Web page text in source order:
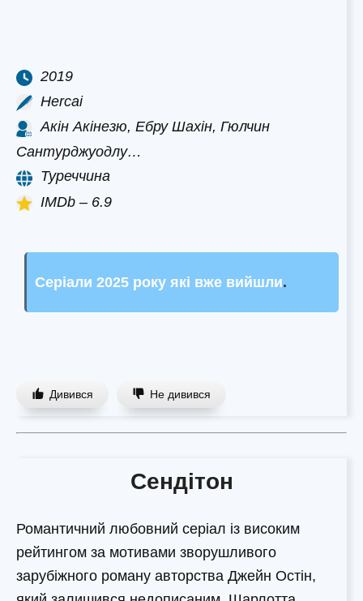
2019
Hercai
Акін Акінезю, Ебру Шахін, Гюлчин
Сантурджуодлу…
Туреччина
IMDb – 6.9
Серіали 2025 року які вже вийшли.
Дивився Не дивився
Сендітон
Романтичний любовний серіал із високим
рейтингом за мотивами зворушливого
зарубіжного роману авторства Джейн Остін,